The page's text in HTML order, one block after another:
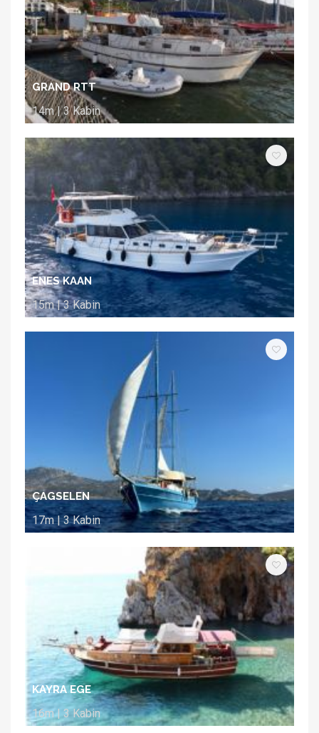
GRAND RTT
14m | 3 Kabin
ENES KAAN
15m | 3 Kabin
ÇAGSELEN
17m | 3 Kabin
KAYRA EGE
16m | 3 Kabin